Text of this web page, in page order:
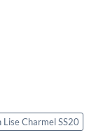
Charmel SS20